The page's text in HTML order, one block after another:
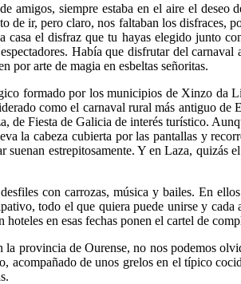
amigos, siempre estaba en el aire el
de ir, pero claro, nos faltaban los
casa el disfraz que tu hayas elegido junto
Había que disfrutar del
por arte de magia en esbeltas señoritas.
formado por los municipios de Xinzo da
como el carnaval rural más antiguo
de Fiesta de Galicia de interés turístico.
la cabeza cubierta por las pantallas y
suenan estrepitosamente. Y en Laza,
con carrozas, música y bailes. En
todo el que quiera puede unirse y
en esas fechas ponen el cartel de
provincia de Ourense, no nos podemos
acompañado de unos grelos en el típico